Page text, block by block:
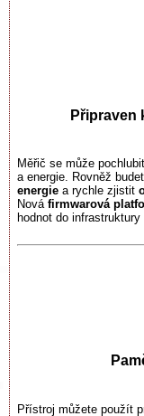
Připraven
Měřič se může
a energie. Rovněž
energie a rychle zjistit
Nováfirmwarová
hodnot do
Přístroj můžete použít